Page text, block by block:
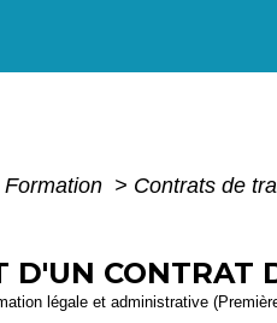
Formation > Contrats de
D'UN CONTRAT
légale et administrative